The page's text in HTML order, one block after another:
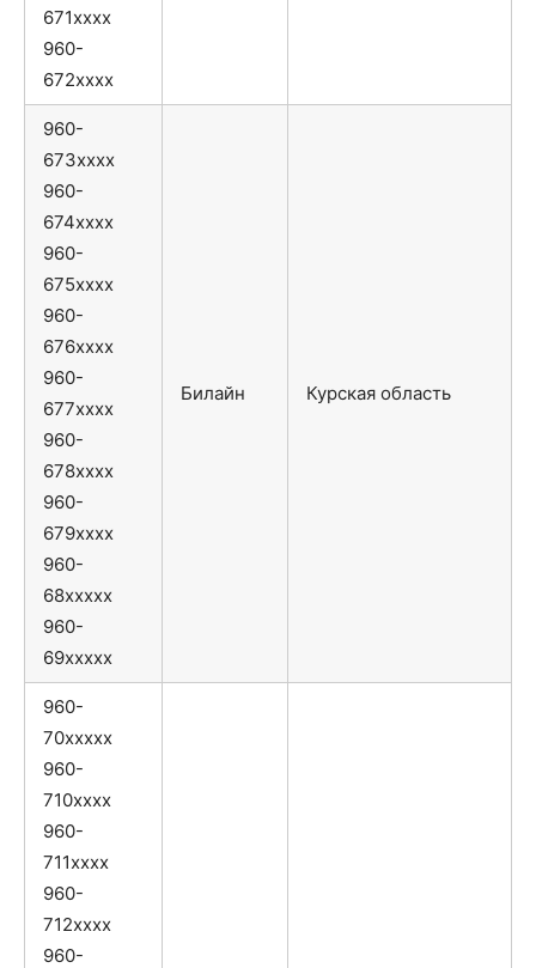
671xxxx
960-
672xxxx
960-
673xxxx
960-
674xxxx
960-
675xxxx
960-
676xxxx
960-
677xxxx
960-
678xxxx
960-
679xxxx
960-
68xxxxx
960-
69xxxxx
Билайн Курская область
960-
70xxxxx
960-
710xxxx
960-
711xxxx
960-
712xxxx
960-